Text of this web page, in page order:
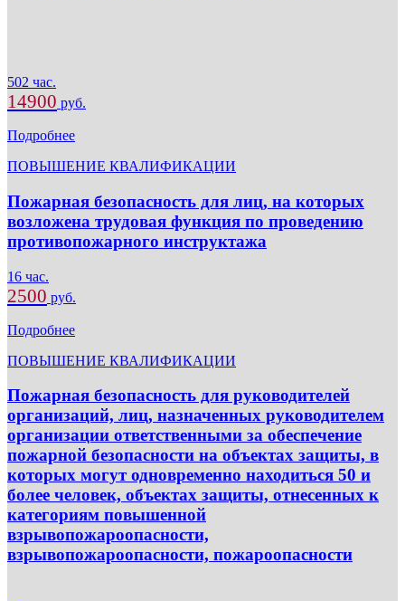
502 час.
14900 руб.
Подробнее
ПОВЫШЕНИЕ КВАЛИФИКАЦИИ
Пожарная безопасность для лиц, на которых
возложена трудовая функция по проведению
противопожарного инструктажа
16 час.
2500 руб.
Подробнее
ПОВЫШЕНИЕ КВАЛИФИКАЦИИ
Пожарная безопасность для руководителей
организаций, лиц, назначенных руководителем
организации ответственными за обеспечение
пожарной безопасности на объектах защиты, в
которых могут одновременно находиться 50 и
более человек, объектах защиты, отнесенных к
категориям повышенной
взрывопожароопасности,
взрывопожароопасности, пожароопасности